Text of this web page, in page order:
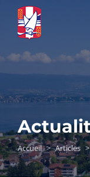
Passer
contenu
Accueil > Articles